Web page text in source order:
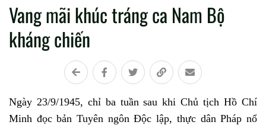
Vang mãi khúc tráng ca Nam Bộ
kháng chiến
Ngày 23/9/1945, chỉ ba tuần sau khi Chủ tịch Hồ Chí
Minh đọc bản Tuyên ngôn Độc lập, thực dân Pháp nổ